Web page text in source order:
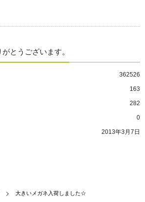
とうございます。
362526
163
282
0
2013年3月7日
大きいメガネ入荷しました☆